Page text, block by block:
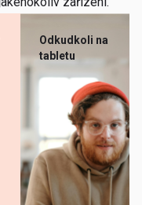
Odkudkoli na
tabletu